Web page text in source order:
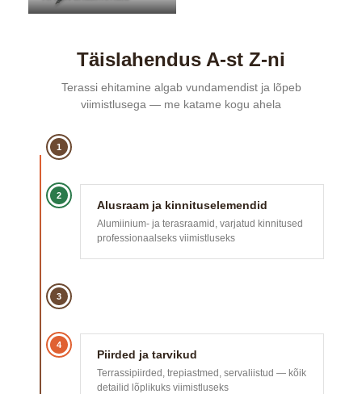
Täislahendus A-st Z-ni
Terassi ehitamine algab vundamendist ja lõpeb
viimistlusega — me katame kogu ahela
1
2
Alusraam ja kinnituselemendid
Alumiinium- ja terasraamid, varjatud kinnitused
professionaalseks viimistluseks
3
4
Piirded ja tarvikud
Terrassipiirded, trepiastmed, servaliistud — kõik
detailid lõplikuks viimistluseks